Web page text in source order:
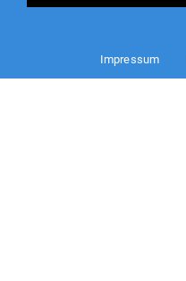
Impressum